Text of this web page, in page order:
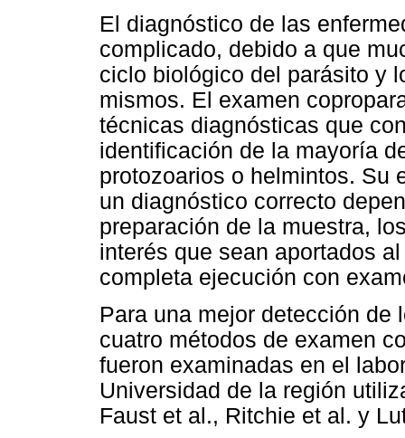
El diagnóstico de las
complicado, debido a que
ciclo biológico del parásito y
mismos. El examen
técnicas diagnósticas que
identificación de la mayoría
protozoarios o helmintos. Su
un diagnóstico correcto
preparación de la muestra,
interés que sean aportados
completa ejecución con
Para una mejor detección de
cuatro métodos de examen
fueron examinadas en el
Universidad de la región
Faust et al., Ritchie et al. y